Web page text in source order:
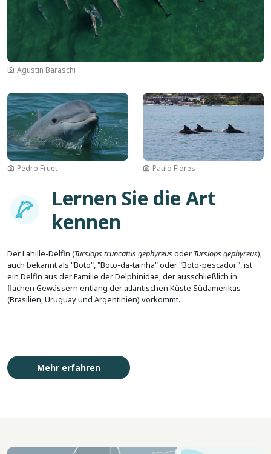
Agustin Baraschi
Bild
Pedro Fruet
Bild
Paulo Flores
Imagem
Lernen Sie die Art
kennen
Der Lahille-Delfin (Tursiops truncatus gephyreus oder Tursiops gephyreus),
auch bekannt als "Boto", "Boto-da-tainha" oder "Boto-pescador", ist
ein Delfin aus der Familie der Delphinidae, der ausschließlich in
flachen Gewässern entlang der atlantischen Küste Südamerikas
(Brasilien, Uruguay und Argentinien) vorkommt.
Mehr erfahren